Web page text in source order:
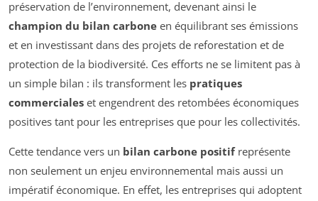
préservation de l’environnement, devenant ainsi le
champion du bilan carbone en équilibrant ses émissions
et en investissant dans des projets de reforestation et de
protection de la biodiversité. Ces efforts ne se limitent pas à
un simple bilan : ils transforment les pratiques
commerciales et engendrent des retombées économiques
positives tant pour les entreprises que pour les collectivités.
Cette tendance vers un bilan carbone positifreprésente
non seulement un enjeu environnemental mais aussi un
impératif économique. En effet, les entreprises qui adoptent